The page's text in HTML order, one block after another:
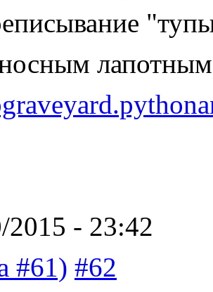
2015 - 23:42
#61) #62